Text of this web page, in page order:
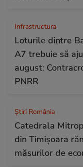
Infrastructura
Loturile dintre
A7 trebuie să
august:
PNRR
Știri România
Catedrala
din Timișoara
măsurilor de